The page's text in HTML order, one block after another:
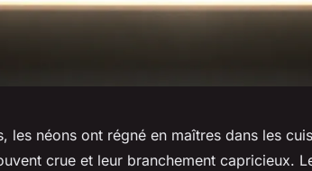
les néons ont régné en maîtres dans les
crue et leur branchement capricieux.